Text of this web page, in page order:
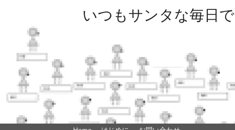
いつもサンタな毎日で